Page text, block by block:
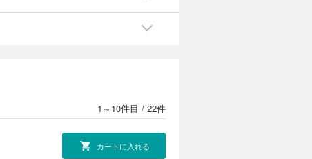
1～10件目 / 22件
カートに入れる